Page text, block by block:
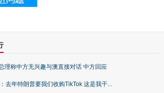
理称中方无兴趣与澳直接对话 中方回应
去年特朗普要我们收购TikTok 这是我干...